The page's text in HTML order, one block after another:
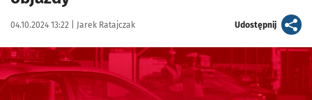
Data publikacji:
04.10.2024 13:22 | Autor:
Jarek Ratajczak Udostępnijartykuł
Kliknij, aby powiększyć